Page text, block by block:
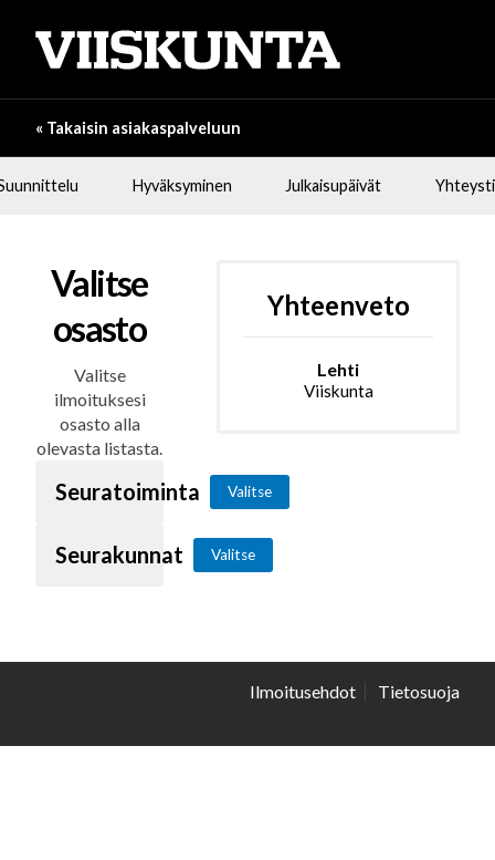
« Takaisin asiakaspalveluun
Hyväksyminen Julkaisupäivät
Valitse
osasto
Valitse
ilmoituksesi
osasto alla
olevasta listasta.
Seuratoiminta Valitse
Seurakunnat Valitse
Yhteenveto
Lehti
Viiskunta
Ilmoitusehdot Tietosuoja